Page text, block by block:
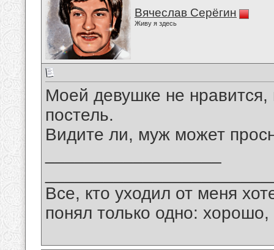
Вячеслав Серёгин
Живу я здесь
Моей девушке не
постель.
Видите ли, муж может
Все, кто уходил от меня
понял только одно: